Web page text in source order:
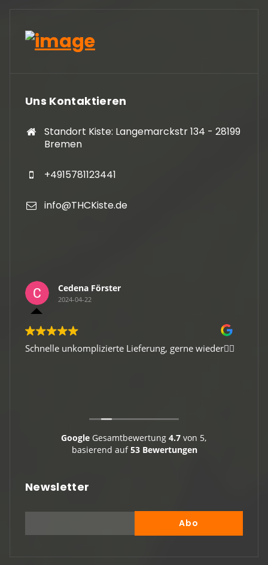
Uns Kontaktieren
Standort Kiste: Langemarckstr 134 - 28199
Bremen
+4915781123441
info@THCKiste.de
Cedena Förster
2024-04-22
Schnelle unkomplizierte Lieferung, gerne wieder👍🏻
GoogleGesamtbewertung 4.7von 5,
basierend auf53 Bewertungen
Newsletter